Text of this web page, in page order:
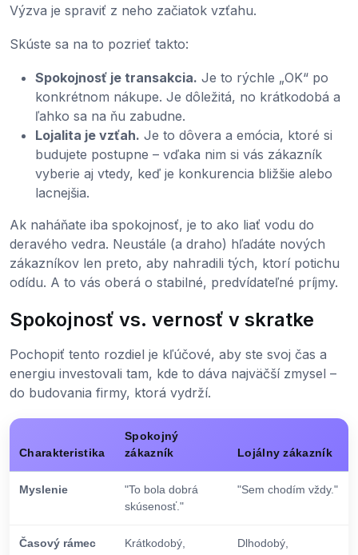
Výzva je spraviť z neho začiatok vzťahu.
Skúste sa na to pozrieť takto:
Spokojnosť je transakcia. Je to rýchle „OK“ po
konkrétnom nákupe. Je dôležitá, no krátkodobá a
ľahko sa na ňu zabudne.
Lojalita je vzťah. Je to dôvera a emócia, ktoré si
budujete postupne – vďaka nim si vás zákazník
vyberie aj vtedy, keď je konkurencia bližšie alebo
lacnejšia.
Ak naháňate iba spokojnosť, je to ako liať vodu do
deravého vedra. Neustále (a draho) hľadáte nových
zákazníkov len preto, aby nahradili tých, ktorí potichu
odídu. A to vás oberá o stabilné, predvídateľné príjmy.
Spokojnosť vs. vernosť v skratke
Pochopiť tento rozdiel je kľúčové, aby ste svoj čas a
energiu investovali tam, kde to dáva najväčší zmysel –
do budovania firmy, ktorá vydrží.
Charakteristika
Spokojný
zákazník
Lojálny zákazník
Myslenie
"To bola dobrá
skúsenosť."
"Sem chodím vždy."
Časový rámec
Krátkodobý,
Dlhodobý,